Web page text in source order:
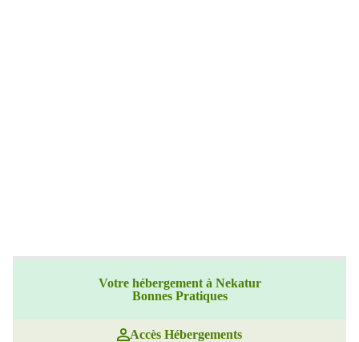
Votre hébergement à Nekatur
Bonnes Pratiques
Accès Hébergements